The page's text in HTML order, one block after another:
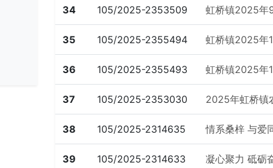
34 105/2025-2353509 虹桥镇2025年
35 105/2025-2355494 虹桥镇2025年
36 105/2025-2355493 虹桥镇2025年
37 105/2025-2353030 2025年虹桥镇
38 105/2025-2314635 情系桑梓 与爱
39 105/2025-2314633 凝心聚力 砥砺